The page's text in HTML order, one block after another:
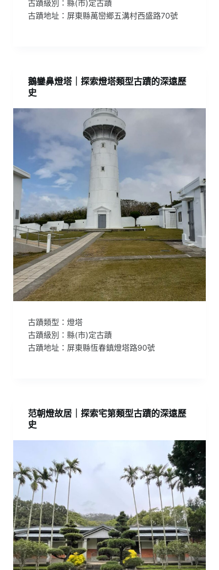
古蹟級別：縣(市)定古蹟
古蹟地址：屏東縣萬巒鄉五溝村西盛路70號
鵝鑾鼻燈塔｜探索燈塔類型古蹟的深遠歷
史
古蹟類型：燈塔
古蹟級別：縣(市)定古蹟
古蹟地址：屏東縣恆春鎮燈塔路90號
范朝燈故居｜探索宅第類型古蹟的深遠歷
史